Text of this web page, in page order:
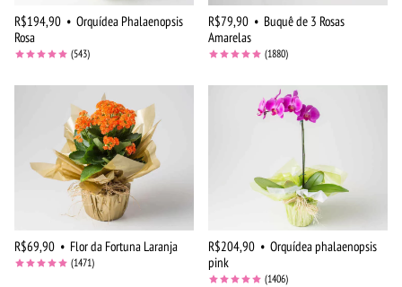
R$194,90 • Orquídea Phalaenopsis
Rosa
(543)
R$79,90 • Buquê de 3 Rosas
Amarelas
(1880)
R$69,90 • Flor da Fortuna Laranja
(1471)
R$204,90 • Orquídea phalaenopsis
pink
(1406)